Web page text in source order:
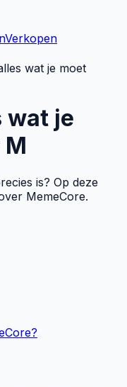
Verkopen
wat je moet
wat je
is? Op deze
MemeCore.